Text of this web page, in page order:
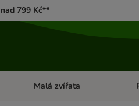
799 Kč**
Otevřít menu: Kočky
Malá zvířata